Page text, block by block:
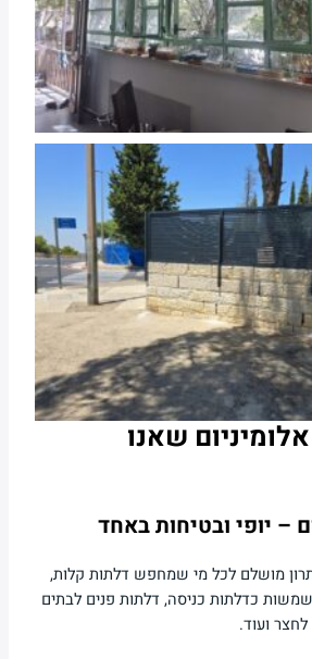
שאנו
– יופי ובטיחות באחד
מושלם לכל מי שמחפש דלתות קלות,
כדלתות כניסה, דלתות פנים לבתים
ועוד.